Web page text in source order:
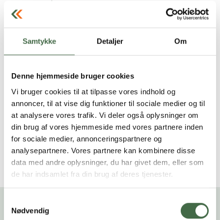
Samtykke Detaljer Om
Denne hjemmeside bruger cookies
Vi bruger cookies til at tilpasse vores indhold og
annoncer, til at vise dig funktioner til sociale medier og til
at analysere vores trafik. Vi deler også oplysninger om
din brug af vores hjemmeside med vores partnere inden
for sociale medier, annonceringspartnere og
analysepartnere. Vores partnere kan kombinere disse
data med andre oplysninger, du har givet dem, eller som
de har indsamlet fra din brug af deres tjenester.
Nødvendig
i gang. Forhåbentlig vil Forsvaret fortsætte med styrke
deres forbyggende indsats, så vi på sigt også kan
overlade ansvaret for vores stresshåndteringskurser til
PKOM. Men vi må se tiden an – først og fremmest om
OPRK hjælper dig videre
Ordningen starter 1. september og et forløb indeholder
som udgangspunktet 6 timer – men det vil være muligt
at få op til 10 timer. Forløbet kan både foregår online
eller fysisk. Kontakt din OPRK, hvis du overvejer, om
ordningen kunne være relevant for dig og læs mere på
Forsvarets HR-portal
Hvordan får du tildelt ordningen?
: Henvend dig til din